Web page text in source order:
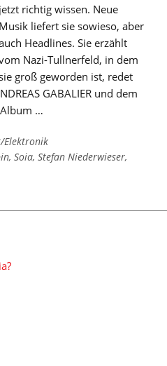
jetzt richtig wissen. Neue
Musik liefert sie sowieso, aber
Headlines. Sie erzählt
Nazi-Tullnerfeld, in dem
sie groß geworden ist, redet
GABALIER und dem
…
Elektronik
, Soia, Stefan Niederwieser,